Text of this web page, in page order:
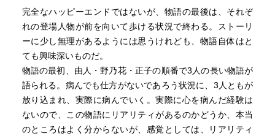
完全なハッピーエンドではないが、物語の最後は、それぞ
れの登場人物が前を向いて歩ける状況で終わる。ストーリ
ーに少し無理があるようには思うけれども、物語自体はと
ても興味深いものだ。
物語の最初、由人・野乃花・正子の順番で3人の長い物語が
語られる。病んでも仕方がないであろう状況に、3人ともが
放り込まれ、実際に病んでいく。実際に心を病んだ経験は
ないので、この物語にリアリティがあるのかどうか、本当
のところはよく分からないが、感覚としては、リアリティ